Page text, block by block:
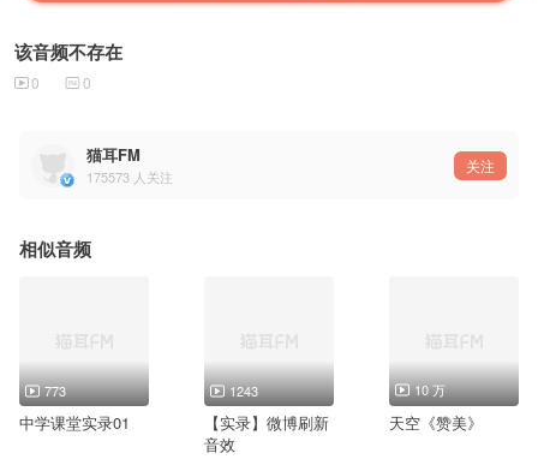
该音频不存在
0 0
猫耳FM
175573 人关注
关注
相似音频
773
中学课堂实录01
1243
【实录】微博刷新
音效
10 万
天空《赞美》